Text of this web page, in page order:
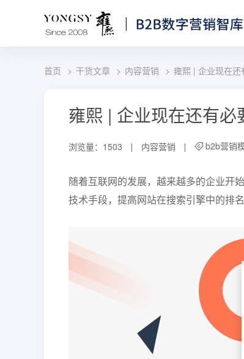
首页 干货文章 内容营销 雍熙 | 企业现在还
雍熙 | 企业现在还有必
浏览量：1503 内容营销 b2b营销
随着互联网的发展，越来越多的企业开
技术手段，提高网站在搜索引擎中的排